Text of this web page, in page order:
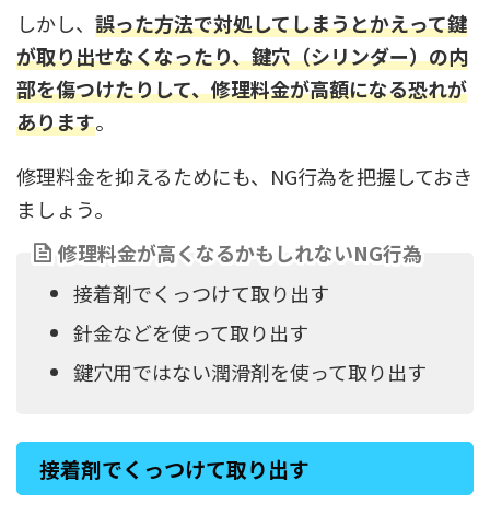
しかし、 誤った方法で対処してしまうとかえって鍵
が取り出せなくなったり、鍵穴（シリンダー）の内
部を傷つけたりして、修理料金が高額になる恐れが
あります。
修理料金を抑えるためにも、NG行為を把握しておき
ましょう。
修理料金が高くなるかもしれないNG行為
接着剤でくっつけて取り出す
針金などを使って取り出す
鍵穴用ではない潤滑剤を使って取り出す
接着剤でくっつけて取り出す